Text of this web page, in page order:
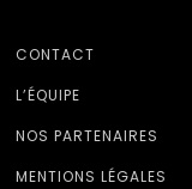
CONTACT
L’ÉQUIPE
NOS PARTENAIRES
MENTIONS LÉGALES